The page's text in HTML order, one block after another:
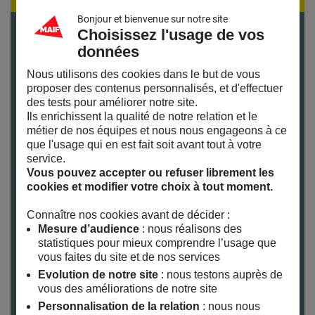
© DR
Infos pratiques :
Samedi 2 et 9 juin de 16h à 17h30
De 3 à 6 ans
Durée : 1h30
Gratuit sur inscription
Veuillez présenter votre billet à l’entrée
Pour venir au MAIF SOCIAL CLUB et connaître nos
horaires : toutes nos infos pratiques ici
Bonjour et bienvenue sur notre site
Choisissez l'usage de vos
données
Nous utilisons des cookies dans le but de vous
proposer des contenus personnalisés, et d'effectuer
des tests pour améliorer notre site.
Ils enrichissent la qualité de notre relation et le
métier de nos équipes et nous nous engageons à ce
que l'usage qui en est fait soit avant tout à votre
service.
Vous pouvez accepter ou refuser librement les
cookies et modifier votre choix à tout moment.
Connaître nos cookies avant de décider :
Mesure d’audience: nous réalisons des
statistiques pour mieux comprendre l’usage que
vous faites du site et de nos services
Evolution de notre site: nous testons auprès de
vous des améliorations de notre site
Personnalisation de la relation : nous nous